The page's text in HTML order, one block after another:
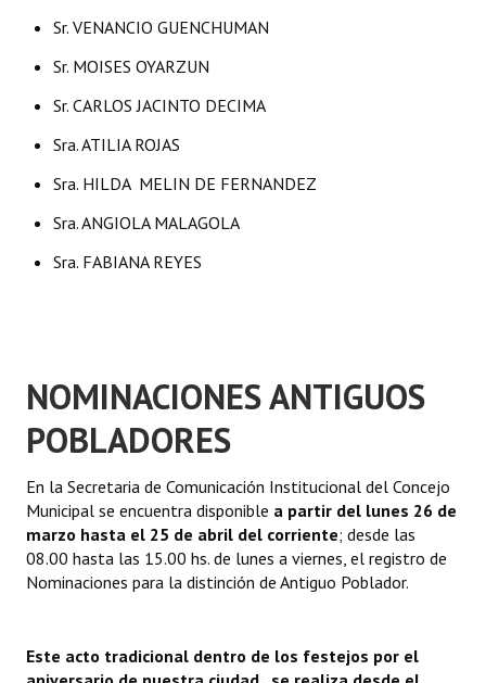
Mujeres que Dejaron Huellas - Registro
Periodistas Decanos - Registro
Ciudadano Ilustre - Registro
Entrega de distinciones
REFORMA DE LA CARTA ORGÁNICA
Sr. VENANCIO GUENCHUMAN
Sr. MOISES OYARZUN
Sr. CARLOS JACINTO DECIMA
Sra. ATILIA ROJAS
Sra. HILDA MELIN DE FERNANDEZ
Sra. ANGIOLA MALAGOLA
Sra. FABIANA REYES
NOMINACIONES ANTIGUOS
POBLADORES
En la Secretaria de Comunicación Institucional del Concejo
Municipal se encuentra disponible a partir del lunes 26 de
marzo hasta el 25 de abril del corriente; desde las
08.00 hasta las 15.00 hs. de lunes a viernes, el registro de
Nominaciones para la distinción de Antiguo Poblador.
Este acto tradicional dentro de los festejos por el